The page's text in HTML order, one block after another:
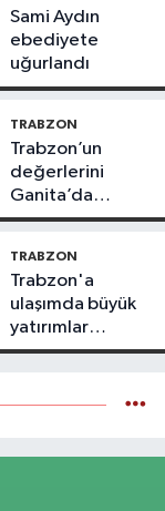
Sami Aydın
ebediyete
uğurlandı
TRABZON
Trabzon’un
değerlerini
Ganita’da
yaşatıyoruz
TRABZON
Trabzon'a
ulaşımda büyük
yatırımlar
yapılıyor